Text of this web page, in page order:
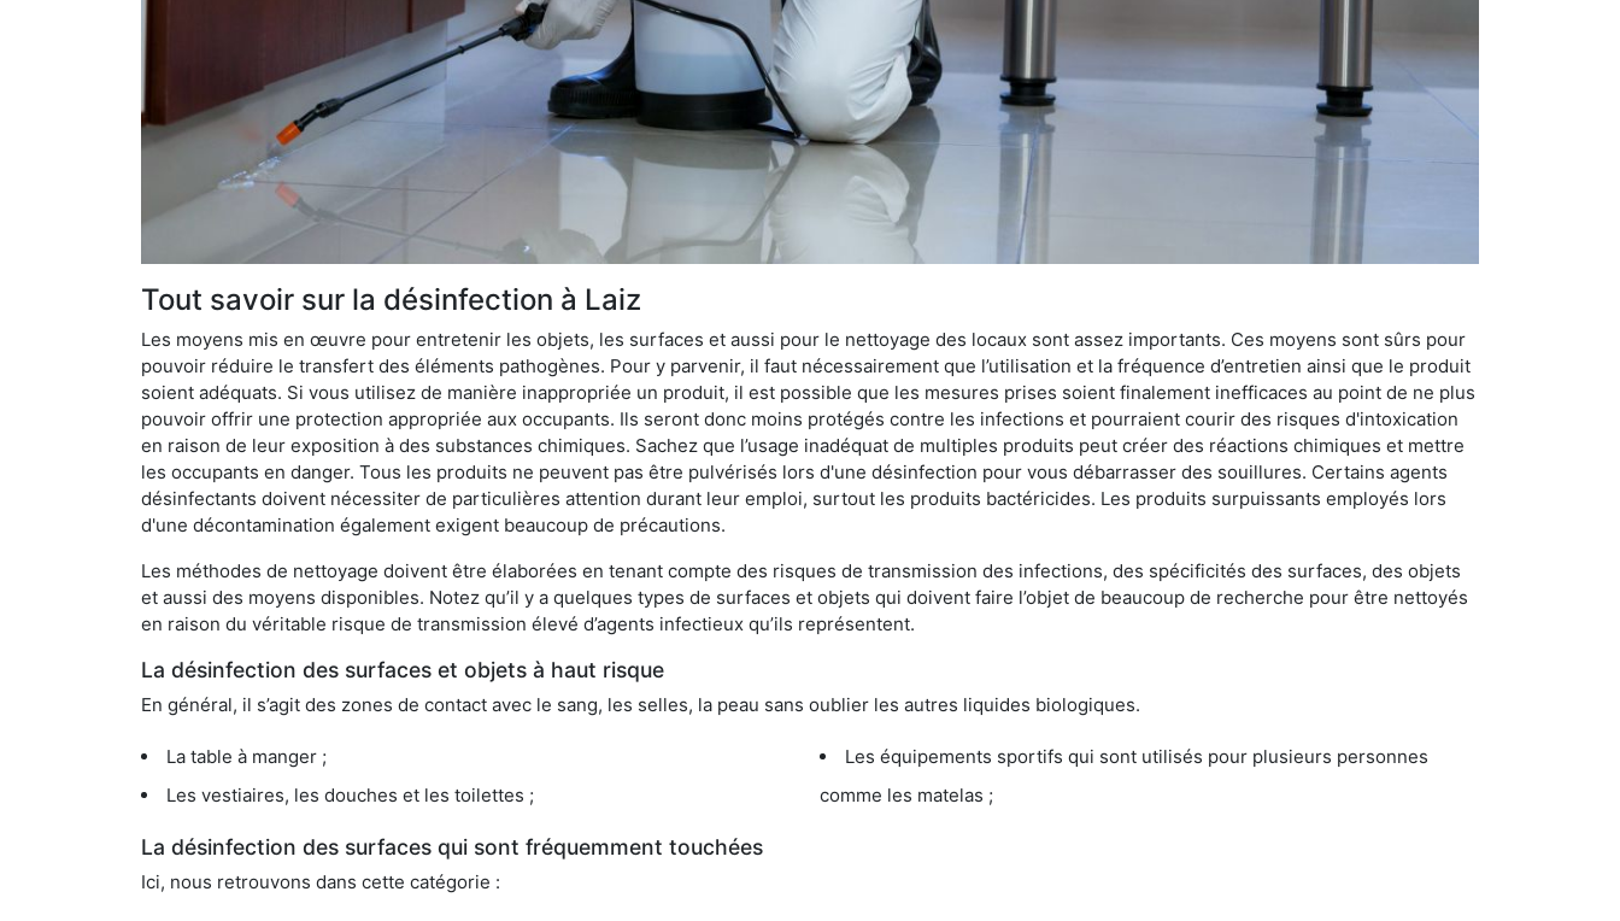
Tout savoir sur la désinfection à Laiz
Les moyens mis en œuvre pour entretenir les objets, les surfaces et aussi pour le nettoyage des locaux sont assez importants. Ces moyens sont sûrs pour
pouvoir réduire le transfert des éléments pathogènes. Pour y parvenir, il faut nécessairement que l’utilisation et la fréquence d’entretien ainsi que le produit
soient adéquats. Si vous utilisez de manière inappropriée un produit, il est possible que les mesures prises soient finalement inefficaces au point de ne plus
pouvoir offrir une protection appropriée aux occupants. Ils seront donc moins protégés contre les infections et pourraient courir des risques d'intoxication
en raison de leur exposition à des substances chimiques. Sachez que l’usage inadéquat de multiples produits peut créer des réactions chimiques et mettre
les occupants en danger. Tous les produits ne peuvent pas être pulvérisés lors d'une désinfection pour vous débarrasser des souillures. Certains agents
désinfectants doivent nécessiter de particulières attention durant leur emploi, surtout les produits bactéricides. Les produits surpuissants employés lors
d'une décontamination également exigent beaucoup de précautions.
Les méthodes de nettoyage doivent être élaborées en tenant compte des risques de transmission des infections, des spécificités des surfaces, des objets
et aussi des moyens disponibles. Notez qu’il y a quelques types de surfaces et objets qui doivent faire l’objet de beaucoup de recherche pour être nettoyés
en raison du véritable risque de transmission élevé d’agents infectieux qu’ils représentent.
La désinfection des surfaces et objets à haut risque
En général, il s’agit des zones de contact avec le sang, les selles, la peau sans oublier les autres liquides biologiques.
La table à manger ;
Les vestiaires, les douches et les toilettes ;
Les équipements sportifs qui sont utilisés pour plusieurs personnes
comme les matelas ;
La désinfection des surfaces qui sont fréquemment touchées
Ici, nous retrouvons dans cette catégorie :